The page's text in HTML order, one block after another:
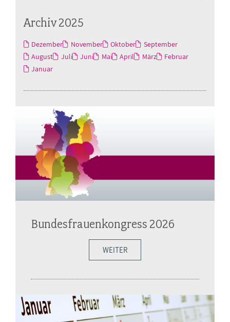
Archiv 2025
Dezember November Oktober
September
August
Juli Juni Mai April März
Februar
Januar
Bundesfrauenkongress 2026
WEITER